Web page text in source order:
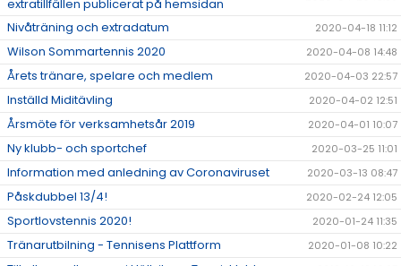
extratillfällen publicerat på hemsidan
Nivåträning och extradatum 2020-04-18 11:12
Wilson Sommartennis 2020 2020-04-08 14:48
Årets tränare, spelare och medlem 2020-04-03 22:57
Inställd Miditävling 2020-04-02 12:51
Årsmöte för verksamhetsår 2019 2020-04-01 10:07
Ny klubb- och sportchef 2020-03-25 11:01
Information med anledning av Coronaviruset 2020-03-13 08:47
Påskdubbel 13/4! 2020-02-24 12:05
Sportlovstennis 2020! 2020-01-24 11:35
Tränarutbilning - Tennisens Plattform 2020-01-08 10:22